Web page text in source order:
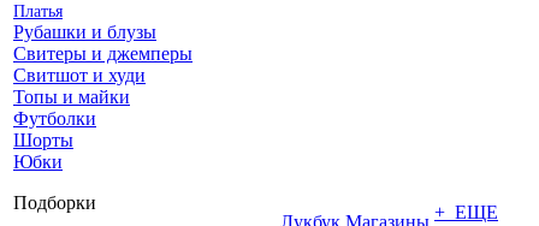
Платья
Рубашки и блузы
Свитеры и джемперы
Свитшот и худи
Топы и майки
Футболки
Шорты
Юбки
Подборки
Лукбук Магазины + ЕЩЕ